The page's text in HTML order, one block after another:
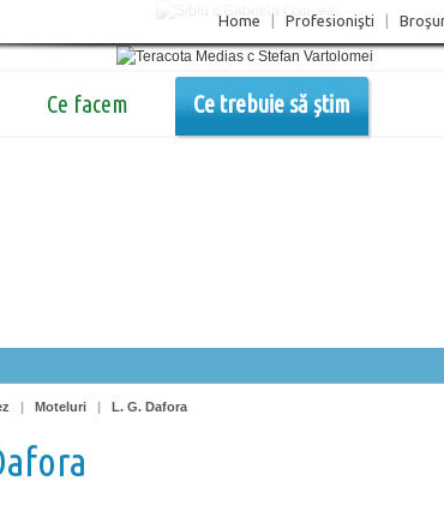
Home Profesionişti
Ce facem Ce trebuie să știm
| Moteluri | L. G. Dafora